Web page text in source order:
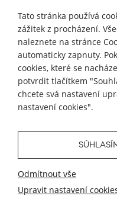
INFORMACE
MŮJ ÚČET
SLEDUJTE NÁS
©
Tato stránka používá
zážitek z procházení.
naleznete na stránce
automaticky zapnuty.
cookies, které se
potvrdit tlačítkem
chcete svá nastavení
nastavení cookies".
Odmítnout vše
Upravit nastavení